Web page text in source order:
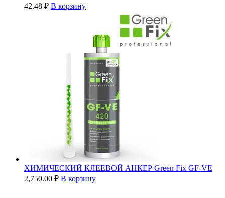
42.48 ₽ В корзину
ХИМИЧЕСКИЙ КЛЕЕВОЙ АНКЕР Green Fix GF-VE
2,750.00 ₽ В корзину